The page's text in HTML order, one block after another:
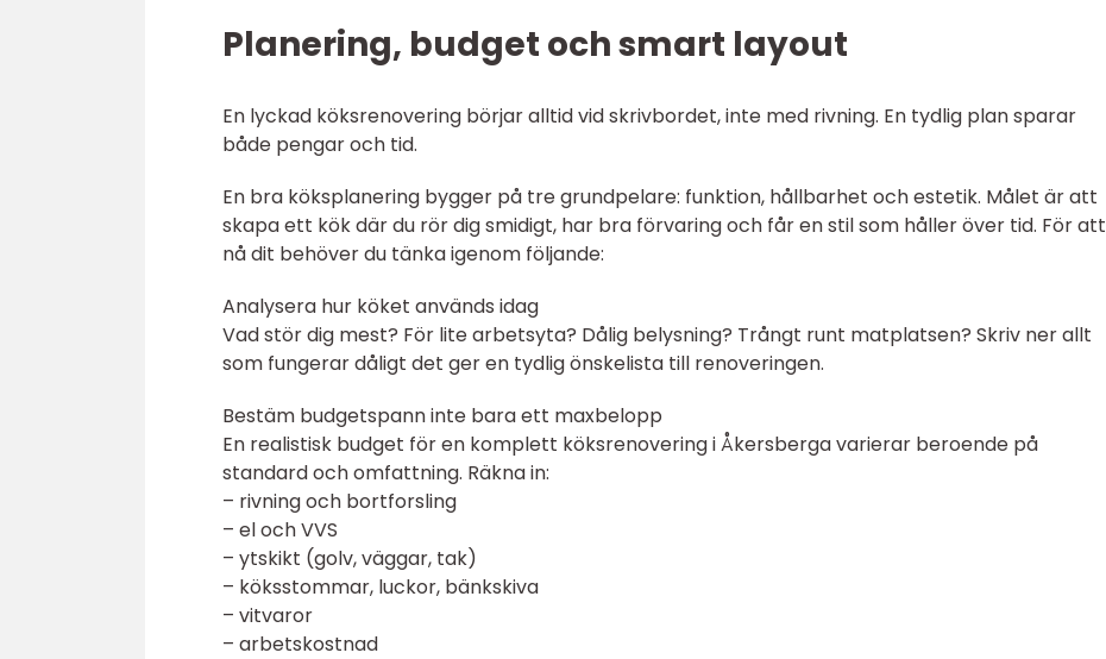
Planering, budget och smart layout
En lyckad köksrenovering börjar alltid vid skrivbordet, inte med rivning. En tydlig plan sparar
både pengar och tid.
En bra köksplanering bygger på tre grundpelare: funktion, hållbarhet och estetik. Målet är att
skapa ett kök där du rör dig smidigt, har bra förvaring och får en stil som håller över tid. För att
nå dit behöver du tänka igenom följande:
Analysera hur köket används idag
Vad stör dig mest? För lite arbetsyta? Dålig belysning? Trångt runt matplatsen? Skriv ner allt
som fungerar dåligt det ger en tydlig önskelista till renoveringen.
Bestäm budgetspann inte bara ett maxbelopp
En realistisk budget för en komplett köksrenovering i Åkersberga varierar beroende på
standard och omfattning. Räkna in:
– rivning och bortforsling
– el och VVS
– ytskikt (golv, väggar, tak)
– köksstommar, luckor, bänkskiva
– vitvaror
– arbetskostnad